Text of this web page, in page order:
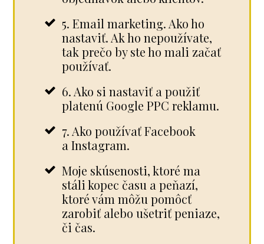
5. Email marketing. Ako ho
nastaviť. Ak ho nepoužívate,
tak prečo by ste ho mali začať
používať.
6. Ako si nastaviť a použiť
platenú Google PPC reklamu.
7. Ako používať Facebook
a Instagram.
Moje skúsenosti, ktoré ma
stáli kopec času a peňazí,
ktoré vám môžu pomôcť
zarobiť alebo ušetriť peniaze,
či čas.